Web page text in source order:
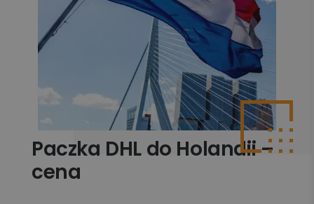
Paczka DHL do Holandii –
cena